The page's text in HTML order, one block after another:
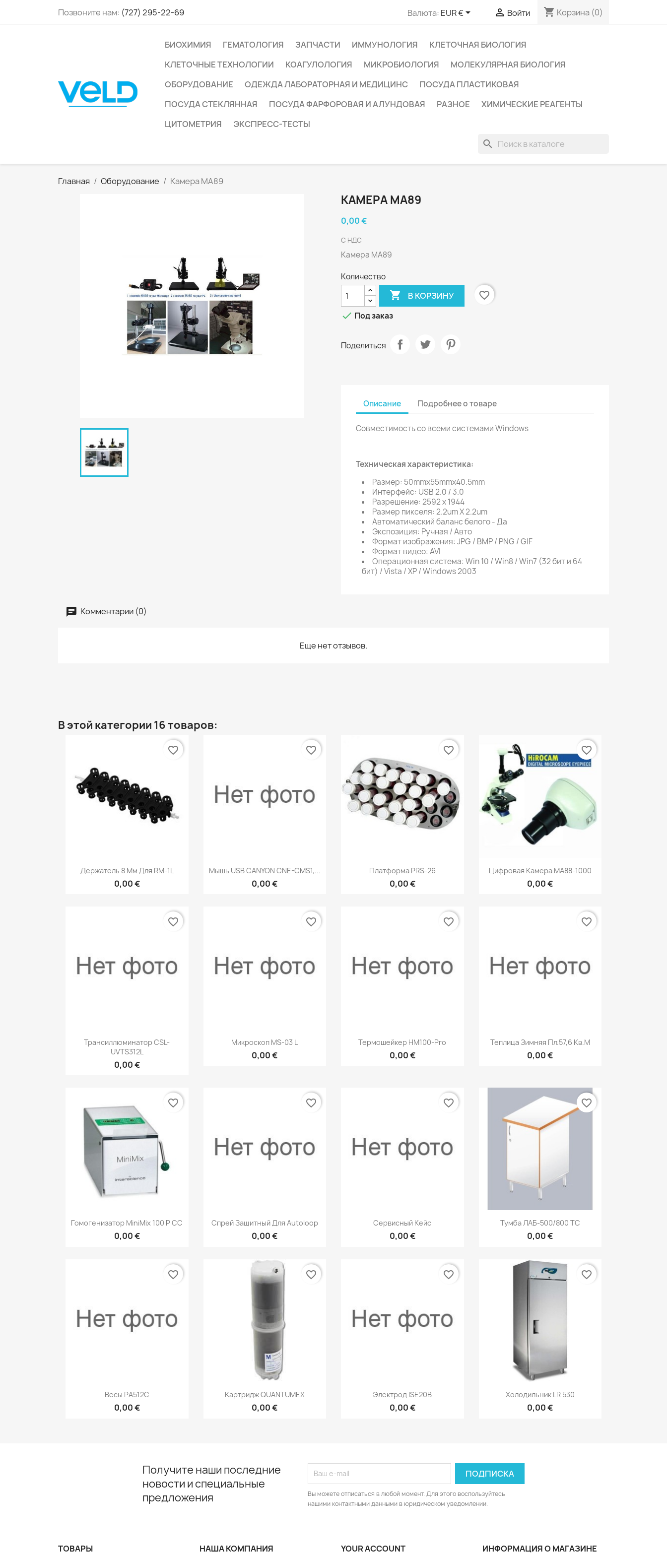
Позвоните нам: (727) 295-22-69 Валюта: EUR €  Войти shopping_cart Корзина (0)
БИОХИМИЯ ГЕМАТОЛОГИЯ ЗАПЧАСТИ ИММУНОЛОГИЯ
КЛЕТОЧНАЯ БИОЛОГИЯ
КЛЕТОЧНЫЕ ТЕХНОЛОГИИ
КОАГУЛОЛОГИЯ МИКРОБИОЛОГИЯ
МОЛЕКУЛЯРНАЯ БИОЛОГИЯ
ОБОРУДОВАНИЕ
ОДЕЖДА ЛАБОРАТОРНАЯ И МЕДИЦИНС
ПОСУДА ПЛАСТИКОВАЯ
ПОСУДА СТЕКЛЯННАЯ
ПОСУДА ФАРФОРОВАЯ И АЛУНДОВАЯ РАЗНОЕ
ХИМИЧЕСКИЕ РЕАГЕНТЫ
ЦИТОМЕТРИЯ
ЭКСПРЕСС-ТЕСТЫ
search
Главная Оборудование Камера MA89
КАМЕРА MA89
0,00 €
С НДС
Камера MA89
Количество
 В КОРЗИНУ
favorite_border
 Под заказ
Поделиться
Описание Подробнее о товаре
Совместимость со всеми системами Windows
Техническая характеристика:
Размер: 50mmx55mmx40.5mm
Интерфейс: USB 2.0 / 3.0
Разрешение: 2592 x 1944
Размер пикселя: 2.2um X 2.2um
Автоматический баланс белого - Да
Экспозиция: Ручная / Авто
Формат изображения: JPG / BMP / PNG / GIF
Формат видео: AVI
Операционная система: Win 10 / Win8 / Win7 (32 бит и 64
бит) / Vista / XP / Windows 2003
Комментарии (0)
Еще нет отзывов.
В этой категории 16 товаров:
Быстрый просмотр
Держатель 8 Мм Для RM-1L
0,00 €
favorite_border
 Быстрый просмотр
Мышь USB CANYON CNE-CMS1,...
0,00 €
favorite_border
Быстрый просмотр
Платформа PRS-26
0,00 €
favorite_border
Быстрый просмотр
Цифровая Камера МА88-1000
0,00 €
favorite_border
Быстрый просмотр
Трансиллюминатор CSL-
UVTS312L
0,00 €
favorite_border
Быстрый просмотр
Микроскоп MS-03 L
0,00 €
favorite_border
Быстрый просмотр
Термошейкер HM100-Pro
0,00 €
favorite_border
Быстрый просмотр
Теплица Зимняя Пл.57,6 Кв.м
0,00 €
favorite_border
Быстрый просмотр
Гомогенизатор MiniMix 100 P CC
0,00 €
favorite_border
Быстрый просмотр
Спрей Защитный Для Autoloop
0,00 €
favorite_border
Быстрый просмотр
Сервисный Кейс
0,00 €
favorite_border
Быстрый просмотр
Тумба ЛАБ-500/800 ТС
0,00 €
favorite_border
Быстрый просмотр
Весы РА512С
0,00 €
favorite_border
Быстрый просмотр
Картридж QUANTUMEX
0,00 €
favorite_border
Быстрый просмотр
Электрод ISЕ20B
0,00 €
favorite_border
Быстрый просмотр
Холодильник LR 530
0,00 €
favorite_border
Получите наши последние
новости и специальные
предложения
Вы можете отписаться в любой момент. Для этого воспользуйтесь
нашими контактными данными в юридическом уведомлении.
ТОВАРЫ НАША КОМПАНИЯ YOUR ACCOUNT ИНФОРМАЦИЯ О МАГАЗИНЕ